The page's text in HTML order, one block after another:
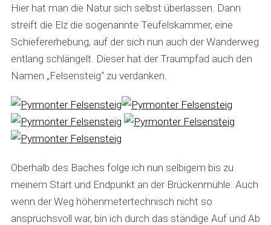
Hier hat man die Natur sich selbst überlassen. Dann
streift die Elz die sogenannte Teufelskammer, eine
Schiefererhebung, auf der sich nun auch der Wanderweg
entlang schlängelt. Dieser hat der Traumpfad auch den
Namen „Felsensteig“ zu verdanken.
Oberhalb des Baches folge ich nun selbigem bis zu
meinem Start und Endpunkt an der Brückenmühle. Auch
wenn der Weg höhenmetertechnisch nicht so
anspruchsvoll war, bin ich durch das ständige Auf und Ab